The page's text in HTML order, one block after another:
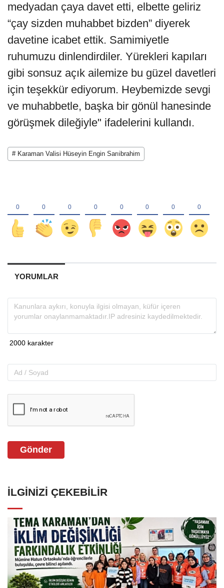
medyadan çaya davet etti, elbette geliriz
“çay sizden muhabbet bizden” diyerek
davetine icabet ettik. Samimiyetle
ruhumuzu dinlendirdiler. Yürekleri kapıları
gibi sonsuz açık ailemize bu güzel davetleri
için teşekkür ediyorum. Heybemizde sevgi
ve muhabbetle, başka bir gönül hanesinde
görüşmek dileğiyle" ifadelerini kullandı.
# Karaman Valisi Hüseyin Engin Sarıibrahim
YORUMLAR
Gönder
İLGINIZI ÇEKEBILIR